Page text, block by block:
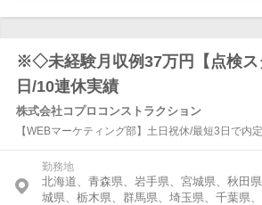
※◇未経験月収例37万円【点検ス
日/10連休実績
株式会社コプロコンストラクション
【WEBマーケティング部】土日祝休/最短3日で内
勤務地
北海道、青森県、岩手県、宮城県、秋田
城県、栃木県、群馬県、埼玉県、千葉県